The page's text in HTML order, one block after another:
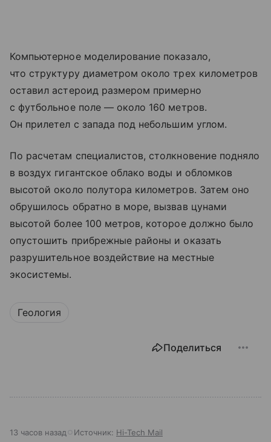
Компьютерное моделирование показало,
что структуру диаметром около трех километров
оставил астероид размером примерно
с футбольное поле — около 160 метров.
Он прилетел с запада под небольшим углом.
По расчетам специалистов, столкновение подняло
в воздух гигантское облако воды и обломков
высотой около полутора километров. Затем оно
обрушилось обратно в море, вызвав цунами
высотой более 100 метров, которое должно было
опустошить прибрежные районы и оказать
разрушительное воздействие на местные
экосистемы.
Геология
Поделиться
13 часов назад Источник: Hi-Tech Mail